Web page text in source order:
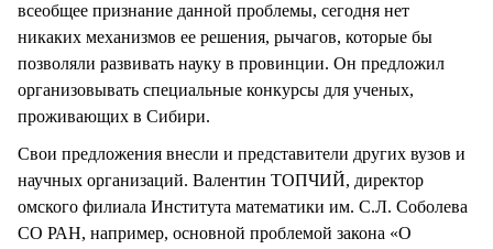
всеобщее признание данной проблемы, сегодня нет
никаких механизмов ее решения, рычагов, которые бы
позволяли развивать науку в провинции. Он предложил
организовывать специальные конкурсы для ученых,
проживающих в Сибири.
Свои предложения внесли и представители других вузов и
научных организаций. Валентин ТОПЧИЙ, директор
омского филиала Института математики им. С.Л. Соболева
СО РАН, например, основной проблемой закона «О